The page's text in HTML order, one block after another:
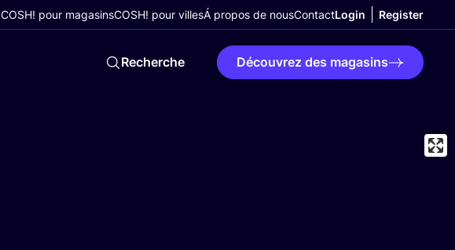
COSH! pour magasinsCOSH! pour villesÁ propos de nousContactLogin Register
Recherche Découvrez des magasins